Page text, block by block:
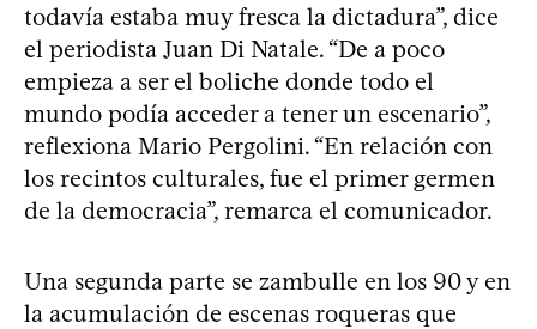
todavía estaba muy fresca la dictadura”, dice
el periodista Juan Di Natale. “De a poco
empieza a ser el boliche donde todo el
mundo podía acceder a tener un escenario”,
reflexiona Mario Pergolini. “En relación con
los recintos culturales, fue el primer germen
de la democracia”, remarca el comunicador.
Una segunda parte se zambulle en los 90 y en
la acumulación de escenas roqueras que